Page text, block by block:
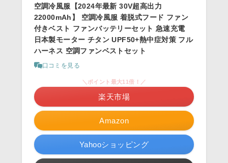
空調冷風服【2024年最新 30V超高出力
22000mAh】 空調冷風服 着脱式フード ファン
付きベスト ファンバッテリーセット 急速充電
日本製モーター チタン UPF50+熱中症対策 フル
ハーネス 空調ファンベストセット
口コミを見る
Amazon
＼ポイント最大11倍！／
楽天市場
Yahooショッピング